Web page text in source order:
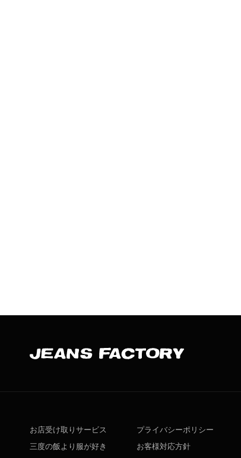
お店受け取りサービス
三度の飯より服が好き
プライバシーポリシー
お客様対応方針